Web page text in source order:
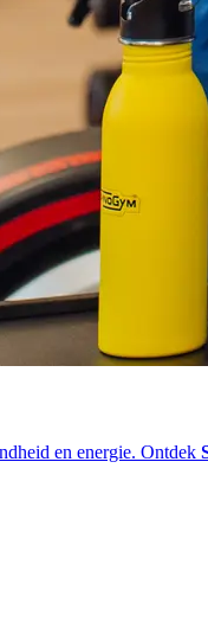
en energie. Ontdek